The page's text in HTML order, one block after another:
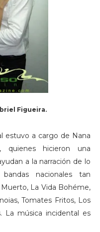
Figueira.
estuvo a cargo de Nana
quienes hicieron una
a la narración de lo
nacionales tan
La Vida Bohéme,
Tomates Fritos, Los
La música incidental es